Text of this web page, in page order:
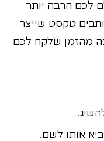
לכם הרבה יותר
טקסט שייצר
מהזמן שלקח לכם
אותו לשם.